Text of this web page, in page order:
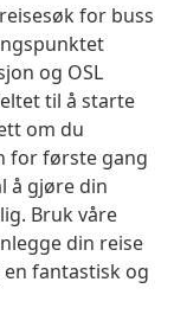
for buss
og OSL
til å starte
om du
for første gang
å gjøre din
Bruk våre
din reise
fantastisk og